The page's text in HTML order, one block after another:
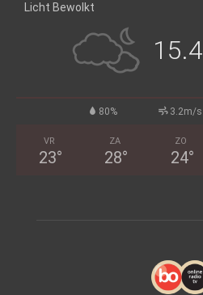
Licht Bewolkt
15.4
80% 3.2m/s
VR
23°
ZA
28°
ZO
24°